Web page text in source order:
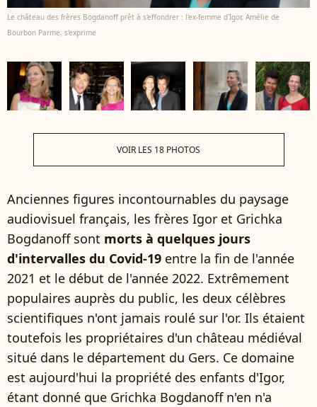
Le château des frères Bogdanoff prêt à s'effondrer : l'ex-femme d'Igor, Amélie de
Bourbon Parme, s'exprime
VOIR LES 18 PHOTOS
Anciennes figures incontournables du paysage
audiovisuel français, les frères Igor et Grichka
Bogdanoff sont morts à quelques jours
d'intervalles du Covid-19 entre la fin de l'année
2021 et le début de l'année 2022. Extrêmement
populaires auprès du public, les deux célèbres
scientifiques n'ont jamais roulé sur l'or. Ils étaient
toutefois les propriétaires d'un château médiéval
situé dans le département du Gers. Ce domaine
est aujourd'hui la propriété des enfants d'Igor,
étant donné que Grichka Bogdanoff n'en n'a